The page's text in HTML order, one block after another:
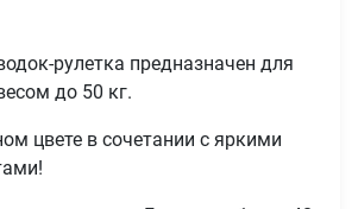
рулетка предназначен для
до 50 кг.
цвете в сочетании с яркими